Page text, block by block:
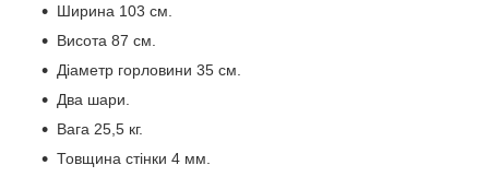
Ширина 103 см.
Висота 87 см.
Діаметр горловини 35 см.
Два шари.
Вага 25,5 кг.
Товщина стінки 4 мм.